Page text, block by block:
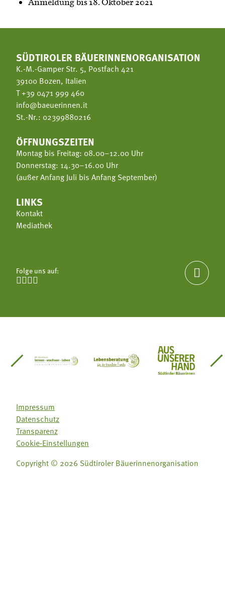
SÜDTIROLER BÄUERINNENORGANISATION
K.-M.-Gamper Str. 5, Postfach 421
39100 Bozen, Italien
T+39 0471 999 460
info@baeuerinnen.it
St.-Nr.: 02399880216
ÖFFNUNGSZEITEN
Montag bis Freitag: 08.00–12.00 Uhr
Donnerstag: 14.30–16.00 Uhr
(außer Anfang Juli bis Anfang September)
LINKS
Kontakt
Mediathek
Folge uns auf:


Südtirol
Gärtnervereinigung
Sozialgenossenschaft Mit Bäuerinnen lernen -
Lebensberatung für dieAus unserer
Impressum
Datenschutz
Transparenz
Cookie-Einstellungen
Copyright © 2026 Südtiroler Bäuerinnenorganisation